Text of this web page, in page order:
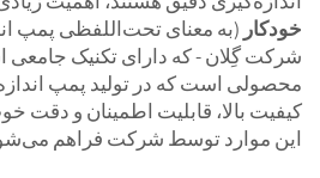
خودکار (به معنای تحت‌اللفظی پمپ
شرکت گِلان - که دارای تکنیک جامعی
محصولی است که در تولید پمپ
کیفیت بالا، قابلیت اطمینان و
این موارد توسط شرکت فراهم